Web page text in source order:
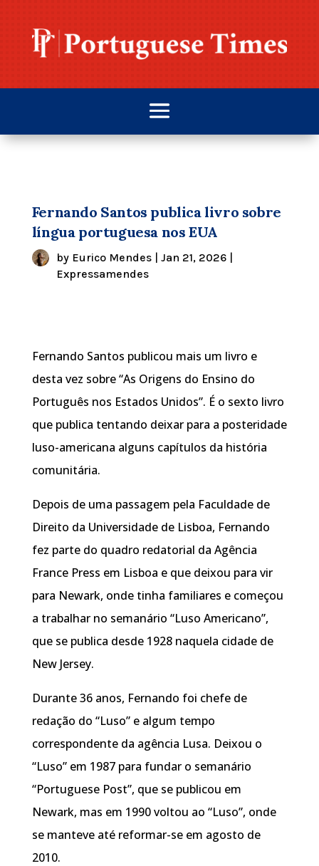
Fernando Santos publica livro sobre
língua portuguesa nos EUA
by Eurico Mendes| Jan 21, 2026|
Expressamendes
Fernando Santos publicou mais um livro e
desta vez sobre “As Origens do Ensino do
Português nos Estados Unidos”. É o sexto livro
que publica tentando deixar para a posteridade
luso-americana alguns capítulos da história
comunitária.
Depois de uma passagem pela Faculdade de
Direito da Universidade de Lisboa, Fernando
fez parte do quadro redatorial da Agência
France Press em Lisboa e que deixou para vir
para Newark, onde tinha familiares e começou
a trabalhar no semanário “Luso Americano”,
que se publica desde 1928 naquela cidade de
New Jersey.
Durante 36 anos, Fernando foi chefe de
redação do “Luso” e algum tempo
correspondente da agência Lusa. Deixou o
“Luso” em 1987 para fundar o semanário
“Portuguese Post”, que se publicou em
Newark, mas em 1990 voltou ao “Luso”, onde
se manteve até reformar-se em agosto de
2010.